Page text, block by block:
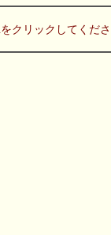
クリックしてくださ